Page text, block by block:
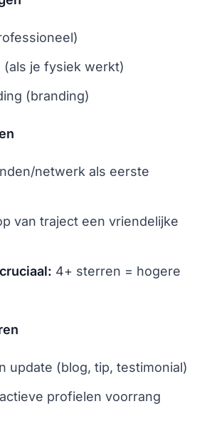
(als je fysiek werkt)
(branding)
netwerk als eerste
van traject een vriendelijke
4+ sterren = hogere
update (blog, tip, testimonial)
profielen voorrang